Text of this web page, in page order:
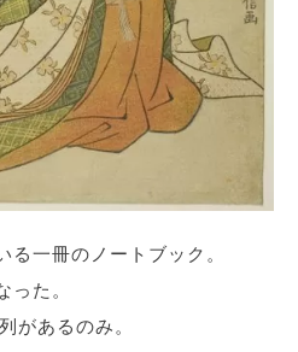
一冊のノートブック。
た。
があるのみ。